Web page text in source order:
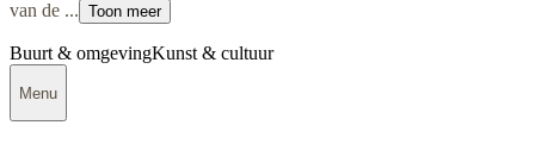
van de ... Toon meer
Buurt & omgevingKunst & cultuur
Menu